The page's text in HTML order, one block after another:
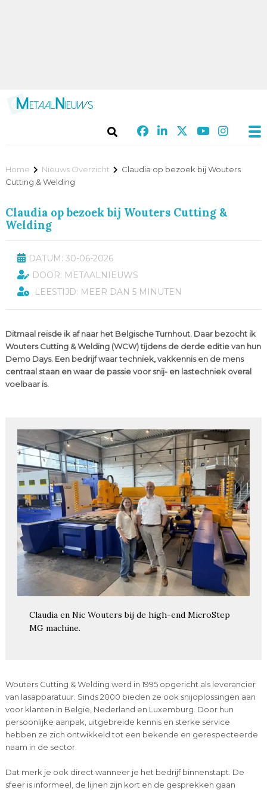
Home Nieuws Overzicht
Claudia op bezoek bij Wouters
Cutting & Welding
Claudia op bezoek bij Wouters Cutting &
Welding
DATUM: 30-06-2026
DOOR: METAALNIEUWS
LEESTIJD: MEER DAN 5 MINUTEN
Ditmaal reisde ik af naar het Belgische Turnhout. Daar bezocht ik
Wouters Cutting & Welding (WCW) tijdens de derde editie van hun
Demo Days. Een bedrijf waar techniek, vakkennis en de mens
centraal staan en waar de passie voor snij- en lastechniek overal
voelbaar is.
Claudia en Nic Wouters bij de high-end MicroStep
MG machine.
Wouters Cutting & Welding werd in 1995 opgericht als leverancier
van lasapparatuur. Sinds 2000 bieden ze ook snijoplossingen aan
voor klanten in België, Nederland en Luxemburg. Door hun
persoonlijke aanpak, uitgebreide kennis en sterke service
hebben ze zich ontwikkeld tot een bekende en gerespecteerde
naam in de sector.
Dat merk je ook direct wanneer je het bedrijf binnenstapt. De
sfeer is informeel, de lijnen zijn kort en de gesprekken gaan